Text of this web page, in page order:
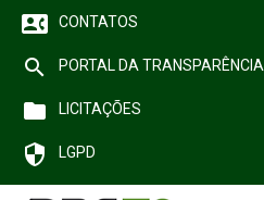
Perfil do Assistido
Contato
contact_phone CONTATOS
search PORTAL DA TRANSPARÊNCIA
folder LICITAÇÕES
security LGPD